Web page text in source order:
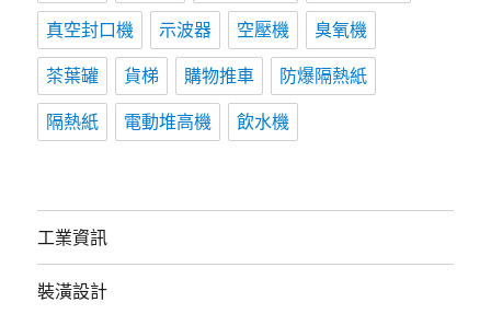
真空封口機 示波器 空壓機 臭氧機
茶葉罐 貨梯 購物推車 防爆隔熱紙
隔熱紙 電動堆高機 飲水機
工業資訊
裝潢設計